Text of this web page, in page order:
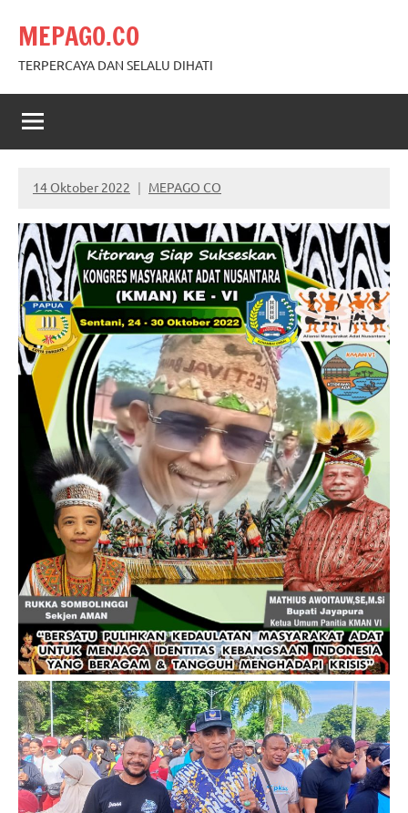
content
MEPAGO.CO
TERPERCAYA DAN SELALU DIHATI
14 Oktober 2022 MEPAGO CO
No
comments